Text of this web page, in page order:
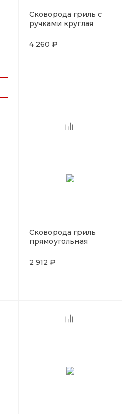
Сковорода гриль c
ручками круглая
4 260 ₽
Сковорода гриль
прямоугольная
ручка силикон
2 912 ₽